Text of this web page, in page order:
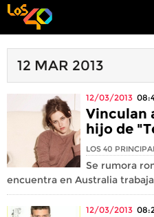
12 MAR 2013
12/03/2013
Vinculan
hijo de
LOS 40
Se rumora
encuentra en Australia
12/03/2013